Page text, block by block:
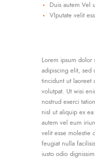
Duis autem Vel
Vlputate velit
Lorem ipsum dolor
adipiscing elit, sed
tincidunt ut laoreet
volutpat. Ut wisi
nostrud exerci
nisl ut aliquip ex
autem vel eum
velit esse molestie
feugiat nulla
iusto odio